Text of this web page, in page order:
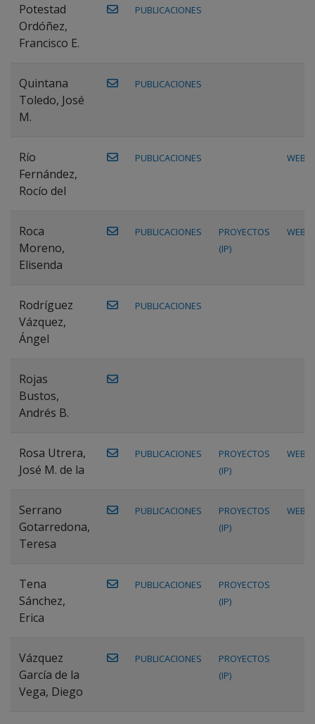
Potestad
Ordóñez,
Francisco E.
PUBLICACIONES
Quintana
Toledo, José
M.
PUBLICACIONES
Río
Fernández,
Rocío del
PUBLICACIONES WEB
Roca
Moreno,
Elisenda
PUBLICACIONES
PROYECTOS
(IP)
WEB
Rodríguez
Vázquez,
Ángel
PUBLICACIONES
Rojas
Bustos,
Andrés B.
Rosa Utrera,
José M. de la
PUBLICACIONES
PROYECTOS
(IP)
WEB
Serrano
Gotarredona,
Teresa
PUBLICACIONES
PROYECTOS
(IP)
WEB
Tena
Sánchez,
Erica
PUBLICACIONES
PROYECTOS
(IP)
Vázquez
García de la
Vega, Diego
PUBLICACIONES
PROYECTOS
(IP)